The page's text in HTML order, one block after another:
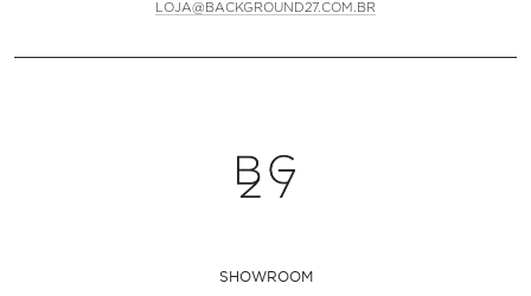
LOJA@BACKGROUND27.COM.BR
SHOWROOM